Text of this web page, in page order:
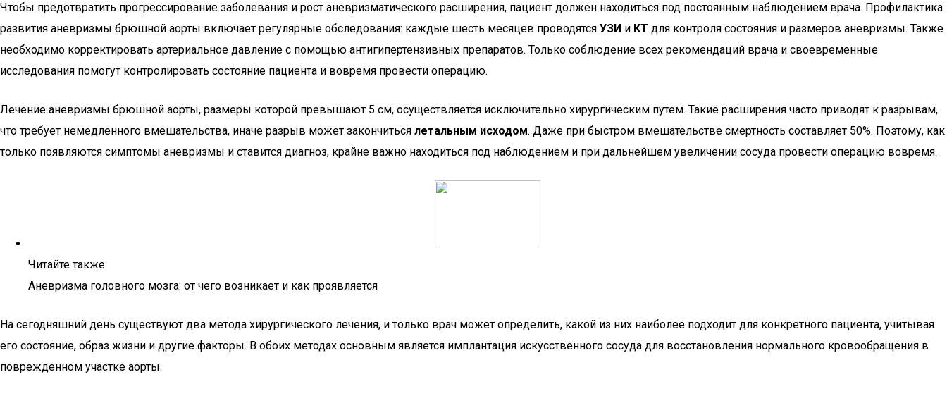
Чтобы предотвратить прогрессирование заболевания и рост аневризматического расширения, пациент должен находиться под постоянным наблюдением врача. Профилактика
развития аневризмы брюшной аорты включает регулярные обследования: каждые шесть месяцев проводятся УЗИ и КТ для контроля состояния и размеров аневризмы. Также
необходимо корректировать артериальное давление с помощью антигипертензивных препаратов. Только соблюдение всех рекомендаций врача и своевременные
исследования помогут контролировать состояние пациента и вовремя провести операцию.
Лечение аневризмы брюшной аорты, размеры которой превышают 5 см, осуществляется исключительно хирургическим путем. Такие расширения часто приводят к разрывам,
что требует немедленного вмешательства, иначе разрыв может закончиться летальным исходом. Даже при быстром вмешательстве смертность составляет 50%. Поэтому, как
только появляются симптомы аневризмы и ставится диагноз, крайне важно находиться под наблюдением и при дальнейшем увеличении сосуда провести операцию вовремя.
Читайте также:
Аневризма головного мозга: от чего возникает и как проявляется
На сегодняшний день существуют два метода хирургического лечения, и только врач может определить, какой из них наиболее подходит для конкретного пациента, учитывая
его состояние, образ жизни и другие факторы. В обоих методах основным является имплантация искусственного сосуда для восстановления нормального кровообращения в
поврежденном участке аорты.